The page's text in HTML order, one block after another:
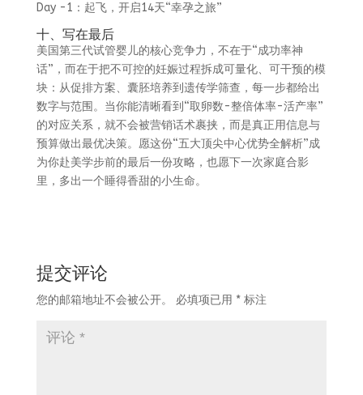
Day -1：起飞，开启14天“幸孕之旅”
十、写在最后
美国第三代试管婴儿的核心竞争力，不在于“成功率神
话”，而在于把不可控的妊娠过程拆成可量化、可干预的模
块：从促排方案、囊胚培养到遗传学筛查，每一步都给出
数字与范围。当你能清晰看到“取卵数-整倍体率-活产率”
的对应关系，就不会被营销话术裹挟，而是真正用信息与
预算做出最优决策。愿这份“五大顶尖中心优势全解析”成
为你赴美学步前的最后一份攻略，也愿下一次家庭合影
里，多出一个睡得香甜的小生命。
提交评论
您的邮箱地址不会被公开。 必填项已用 *标注